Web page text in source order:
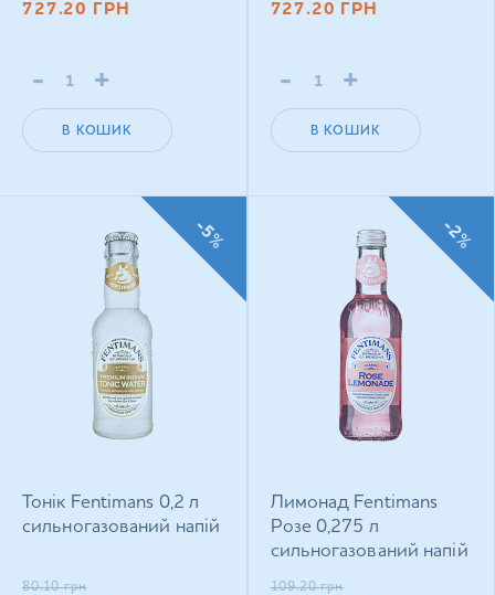
727.20 ГРН
- +
В КОШИК
727.20 ГРН
- +
В КОШИК
Тонік Fentimans 0,2 л
сильногазований напій
80.10 грн
-5%
Лимонад Fentimans
Розе 0,275 л
сильногазований напій
109.20 грн
-2%